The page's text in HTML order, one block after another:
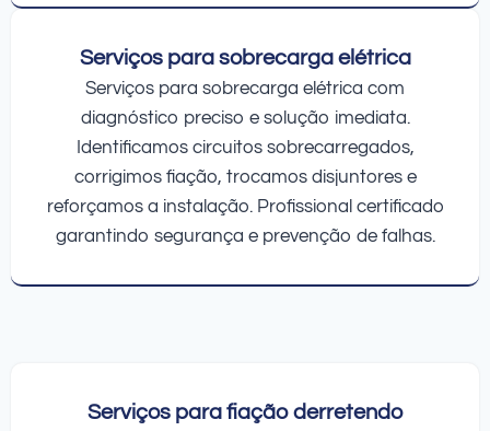
Serviços para sobrecarga elétrica
Serviços para sobrecarga elétrica com
diagnóstico preciso e solução imediata.
Identificamos circuitos sobrecarregados,
corrigimos fiação, trocamos disjuntores e
reforçamos a instalação. Profissional certificado
garantindo segurança e prevenção de falhas.
Serviços para fiação derretendo